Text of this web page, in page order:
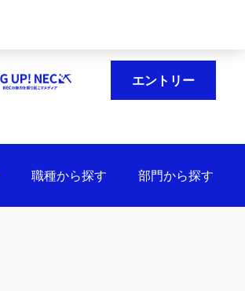
エントリー
職種から探す 部門から探す